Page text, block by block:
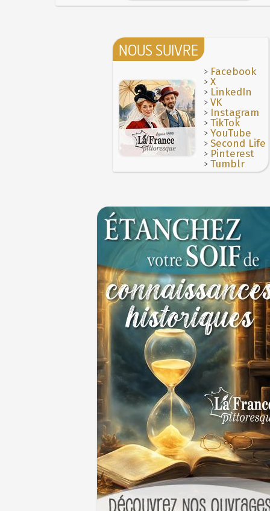
NOUS SUIVRE
> Facebook
>X
> LinkedIn
>VK
> Instagram
>TikTok
>YouTube
>Second Life
> Pinterest
>Tumblr